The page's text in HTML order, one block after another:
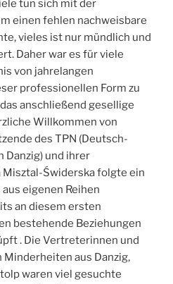
tun sich mit der
einen fehlen nachweisbare
vieles ist nur mündlich und
Daher war es für viele
von jahrelangen
professionellen Form zu
anschließend gesellige
Willkommen von
des TPN (Deutsch-
Danzig) und ihrer
Świderska folgte ein
eigenen Reihen
an diesem ersten
bestehende Beziehungen
. Die Vertreterinnen und
aus Danzig,
waren viel gesuchte